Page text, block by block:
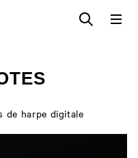
de harpe digitale